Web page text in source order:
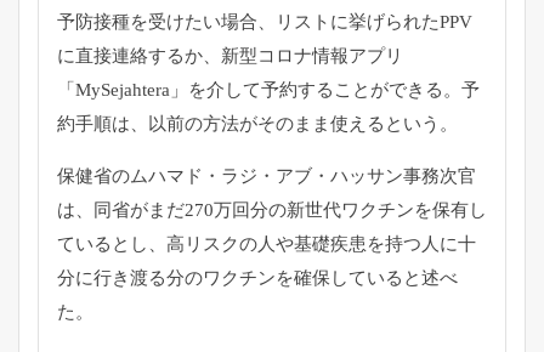
予防接種を受けたい場合、リストに挙げられたPPV
に直接連絡するか、新型コロナ情報アプリ
「MySejahtera」を介して予約することができる。予
約手順は、以前の方法がそのまま使えるという。
保健省のムハマド・ラジ・アブ・ハッサン事務次官
は、同省がまだ270万回分の新世代ワクチンを保有し
ているとし、高リスクの人や基礎疾患を持つ人に十
分に行き渡る分のワクチンを確保していると述べ
た。